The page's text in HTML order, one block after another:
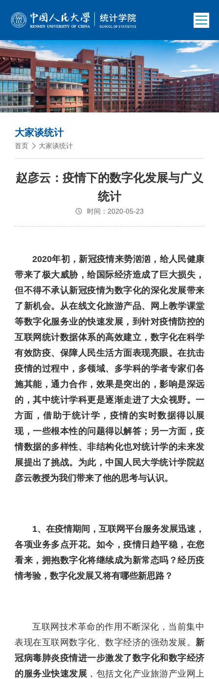
大家谈统计
首页 大家谈统计
赵彦云：疫情下的数字化发展与广义
统计
时间：2020-05-23
2020年初，新冠疫情来势汹汹，给人民健康
带来了极大威胁，给国际经济造成了巨大损失，
但不得不承认新冠疫情为数字化的深化发展带来
了新机会。从在线文化旅游产品、网上教学课堂
等数字化服务业的快速发展，到针对疫情防控的
互联网统计数据体系的高效建立，数字化在科学
有效防疫、保障人民生活方面表现亮眼。在抗击
疫情的过程中，多领域、多学科的学者专家们各
施其能，通力合作，效果是突出的，影响是深远
的，其中统计学科更是逐渐走进了大众视野。一
方面，借助于统计学，疫情的实时数据得以展
现，一些根本性的问题得以解答；另一方面，疫
情数据的多样性、非结构化也对统计学的未来发
展提出了挑战。为此，中国人民大学统计学院赵
彦云教授为我们带来了他的思考与认识。
1、在疫情期间，互联网平台服务发展迅速，
各项业务多点开花。如今，疫情日趋平稳，在您
看来，拥抱数字化将继续成为新常态吗？经历疫
情考验，数字化发展又将有哪些新思路？
互联网技术革命的作用不断深化，当前集中
表现在互联网数字化、数字经济的强劲发展。 新
冠病毒肺炎疫情进一步激发了数字化和数字经济
的服务业快速发展 ，包括文化产业旅游产业网上